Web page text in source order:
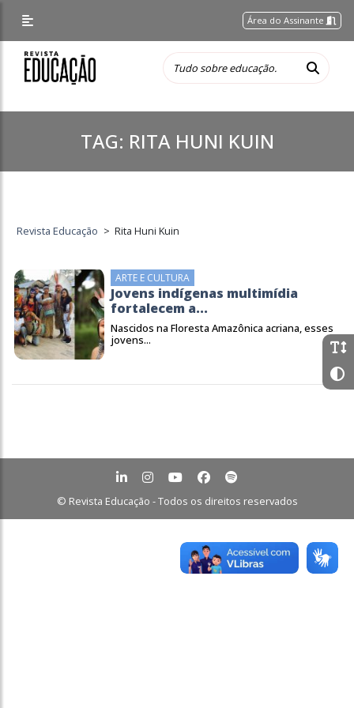
Área do Assinante
TAG: RITA HUNI KUIN
Revista Educação > Rita Huni Kuin
ARTE E CULTURA
Jovens indígenas multimídia
fortalecem a...
Nascidos na Floresta Amazônica acriana, esses
jovens...
© Revista Educação - Todos os direitos reservados